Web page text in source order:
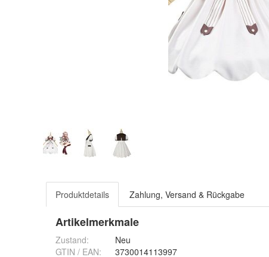
Produktdetails Zahlung, Versand & Rückgabe
Artikelmerkmale
Zustand:
Neu
GTIN / EAN:
3730014113997